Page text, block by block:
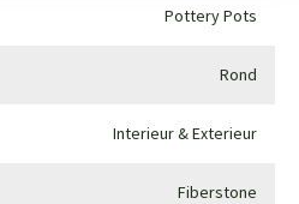
Pottery Pots
Rond
Interieur & Exterieur
Fiberstone